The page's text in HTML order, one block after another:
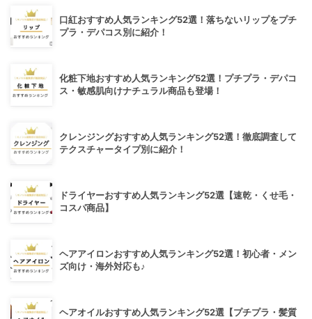
口紅おすすめ人気ランキング52選！落ちないリップをプチ
プラ・デパコス別に紹介！
化粧下地おすすめ人気ランキング52選！プチプラ・デパコ
ス・敏感肌向けナチュラル商品も登場！
クレンジングおすすめ人気ランキング52選！徹底調査して
テクスチャータイプ別に紹介！
ドライヤーおすすめ人気ランキング52選【速乾・くせ毛・
コスパ商品】
ヘアアイロンおすすめ人気ランキング52選！初心者・メン
ズ向け・海外対応も♪
ヘアオイルおすすめ人気ランキング52選【プチプラ・髪質